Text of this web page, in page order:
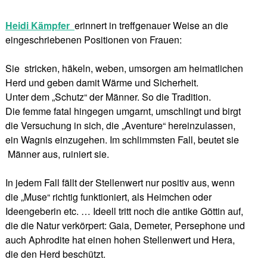
Heidi Kämpfer erinnert in treffgenauer Weise an die
eingeschriebenen Positionen von Frauen:
Sie stricken, häkeln, weben, umsorgen am heimatlichen
Herd und geben damit Wärme und Sicherheit.
Unter dem „Schutz“ der Männer. So die Tradition.
Die femme fatal hingegen umgarnt, umschlingt und birgt
die Versuchung in sich, die „Aventure“ hereinzulassen,
ein Wagnis einzugehen. Im schlimmsten Fall, beutet sie
Männer aus, ruiniert sie.
In jedem Fall fällt der Stellenwert nur positiv aus, wenn
die „Muse“ richtig funktioniert, als Heimchen oder
Ideengeberin etc. … Ideell tritt noch die antike Göttin auf,
die die Natur verkörpert: Gaia, Demeter, Persephone und
auch Aphrodite hat einen hohen Stellenwert und Hera,
die den Herd beschützt.